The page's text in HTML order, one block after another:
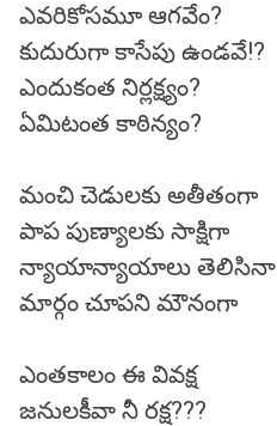
ఎవరికోసమూ ఆగవేం?
కుదురుగా కాసేపు ఉండవే!?
ఎందుకంత నిర్లక్ష్యం?
ఏమిటంత కాఠిన్యం?
మంచి చెడులకు అతీతంగా
పాప పుణ్యాలకు సాక్షిగా
న్యాయాన్యాయాలు తెలిసినా
మార్గం చూపని మౌనంగా
ఎంతకాలం ఈ వివక్ష
జనులకీవా నీ రక్ష???